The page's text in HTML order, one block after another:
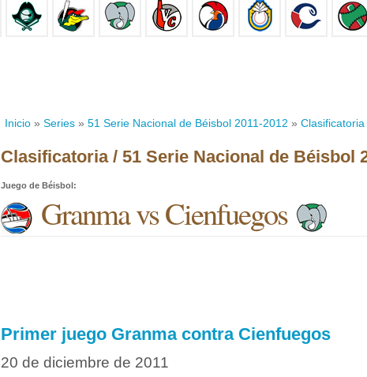
Inicio » Series » 51 Serie Nacional de Béisbol 2011-2012 » Clasificatoria
Clasificatoria / 51 Serie Nacional de Béisbol
Juego de Béisbol:
Granma vs Cienfuegos
Primer juego Granma contra Cienfuegos
20 de diciembre de 2011